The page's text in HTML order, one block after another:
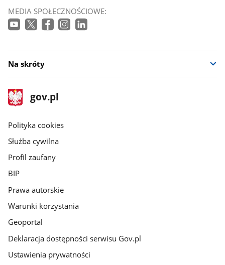
MEDIA SPOŁECZNOŚCIOWE:
Na skróty
stopka
gov.pl
Strona
gov.pl
gov.pl
Polityka cookies
Służba cywilna
Profil zaufany
BIP
Prawa autorskie
Warunki korzystania
Geoportal
Deklaracja dostępności serwisu Gov.pl
Ustawienia prywatności